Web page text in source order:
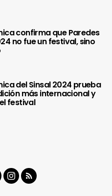
confirma que Paredes
no fue un festival, sino
del Sinsal 2024 prueba
más internacional y
festival